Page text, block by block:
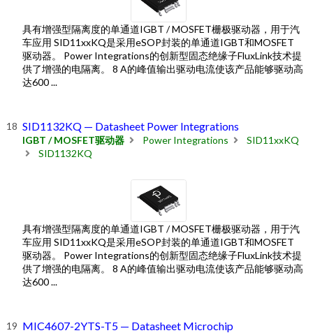
具有增强型隔离度的单通道IGBT / MOSFET栅极驱动器，用于汽
车应用 SID11xxKQ是采用eSOP封装的单通道IGBT和MOSFET
驱动器。 Power Integrations的创新型固态绝缘子FluxLink技术提
供了增强的电隔离。 8 A的峰值输出驱动电流使该产品能够驱动高
达600 ...
SID1132KQ — Datasheet Power Integrations
IGBT / MOSFET驱动器 Power Integrations
SID11xxKQ
SID1132KQ
具有增强型隔离度的单通道IGBT / MOSFET栅极驱动器，用于汽
车应用 SID11xxKQ是采用eSOP封装的单通道IGBT和MOSFET
驱动器。 Power Integrations的创新型固态绝缘子FluxLink技术提
供了增强的电隔离。 8 A的峰值输出驱动电流使该产品能够驱动高
达600 ...
MIC4607-2YTS-T5 — Datasheet Microchip